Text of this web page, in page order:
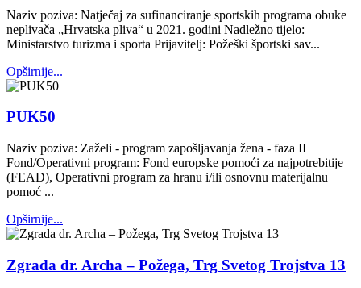
Naziv poziva: Natječaj za sufinanciranje sportskih programa obuke
neplivača „Hrvatska pliva“ u 2021. godini Nadležno tijelo:
Ministarstvo turizma i sporta Prijavitelj: Požeški športski sav...
Opširnije...
PUK50
Naziv poziva: Zaželi - program zapošljavanja žena - faza II
Fond/Operativni program: Fond europske pomoći za najpotrebitije
(FEAD), Operativni program za hranu i/ili osnovnu materijalnu
pomoć ...
Opširnije...
Zgrada dr. Archa – Požega, Trg Svetog Trojstva 13